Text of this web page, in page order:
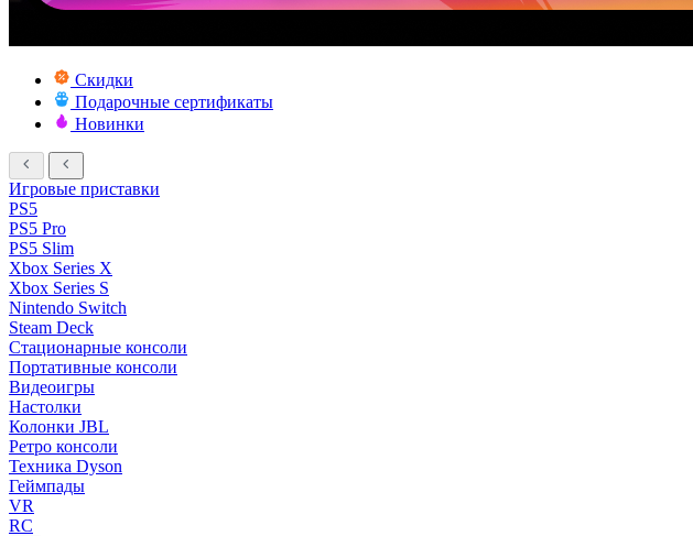
Скидки
Подарочные сертификаты
Новинки
Игровые приставки
PS5
PS5 Pro
PS5 Slim
Xbox Series X
Xbox Series S
Nintendo Switch
Steam Deck
Стационарные консоли
Портативные консоли
Видеоигры
Настолки
Колонки JBL
Ретро консоли
Техника Dyson
Геймпады
VR
RC